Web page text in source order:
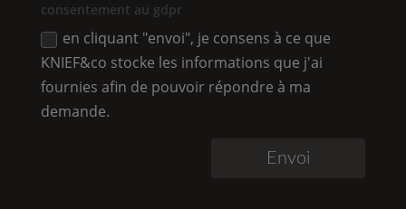
consentement au gdpr
en cliquant "envoi", je consens à ce que
KNIEF&co stocke les informations que j'ai
fournies afin de pouvoir répondre à ma
demande.
Envoi